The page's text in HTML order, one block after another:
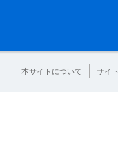
本サイトについて サイ